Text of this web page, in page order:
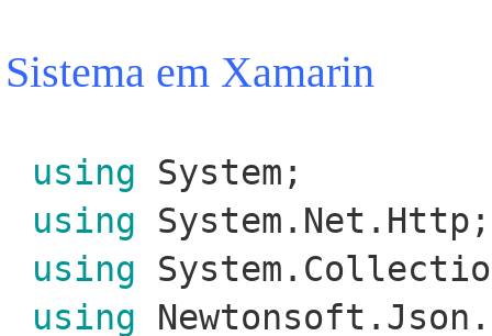
Sistema em Xamarin
using System;
using System.Net.Http;
using
using